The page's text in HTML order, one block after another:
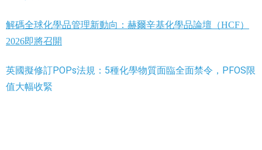
解碼全球化學品管理新動向：赫爾辛基化學品論壇（HCF）
2026即將召開
英國擬修訂POPs法規：5種化學物質面臨全面禁令，PFOS限
值大幅收緊